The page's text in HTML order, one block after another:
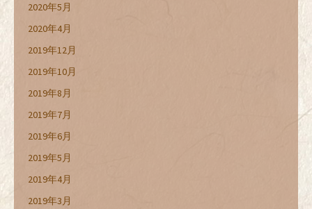
2020年5月
2020年4月
2019年12月
2019年10月
2019年8月
2019年7月
2019年6月
2019年5月
2019年4月
2019年3月